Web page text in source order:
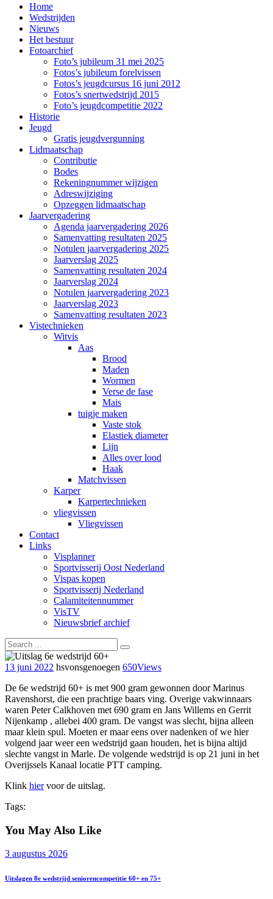
Home
Wedstrijden
Nieuws
Het bestuur
Fotoarchief
Foto’s jubileum 31 mei 2025
Fotos’s jubileum forelvissen
Fotos’s jeugdcursus 16 juni 2012
Fotos’s snertwedstrijd 2015
Foto’s jeugdcompetitie 2022
Historie
Jeugd
Gratis jeugdvergunning
Lidmaatschap
Contributie
Bodes
Rekeningnummer wijzigen
Adreswijziging
Opzeggen lidmaatschap
Jaarvergadering
Agenda jaarvergadering 2026
Samenvatting resultaten 2025
Notulen jaarvergadering 2025
Jaarverslag 2025
Samenvatting resultaten 2024
Jaarverslag 2024
Notulen jaarvergadering 2023
Jaarverslag 2023
Samenvatting resultaten 2023
Vistechnieken
Witvis
Aas
Brood
Maden
Wormen
Verse de fase
Mais
tuigje maken
Vaste stok
Elastiek diameter
Lijn
Alles over lood
Haak
Matchvissen
Karper
Karpertechnieken
vliegvissen
Vliegvissen
Contact
Links
Visplanner
Sportvisserij Oost Nederland
Vispas kopen
Sportvisserij Nederland
Calamiteitennummer
VisTV
Nieuwsbrief archief
13 juni 2022 hsvonsgenoegen 650Views
De 6e wedstrijd 60+ is met 900 gram gewonnen door Marinus
Ravenshorst, die een prachtige baars ving. Overige vakwinnaars
waren Peter Calkhoven met 690 gram en Jans Willems en Gerrit
Nijenkamp , allebei 400 gram. De vangst was slecht, bijna alleen
maar klein spul. Moeten er maar eens over nadenken of we hier
volgend jaar weer een wedstrijd gaan houden, het is bijna altijd
slechte vangst in Marle. De volgende wedstrijd is op 21 juni in het
Overijssels Kanaal locatie PTT camping.
Klink hiervoor de uitslag.
Tags:
You May Also Like
3 augustus 2026
Uitslagen 8e wedstrijd seniorencompetitie 60+ en 75+